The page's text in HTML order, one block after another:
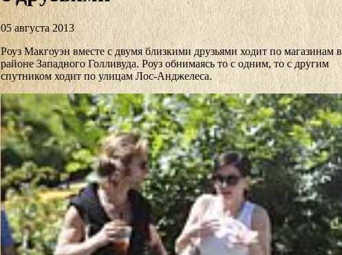
05 августа 2013
Роуз Макгоуэн вместе с двумя близкими друзьями ходит по магазинам в
районе Западного Голливуда. Роуз обнимаясь то с одним, то с другим
спутником ходит по улицам Лос-Анджелеса.